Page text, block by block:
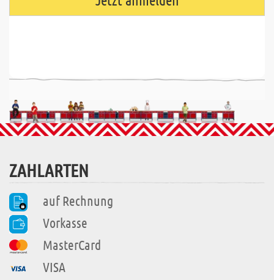
ZAHLARTEN
auf Rechnung
Vorkasse
MasterCard
VISA